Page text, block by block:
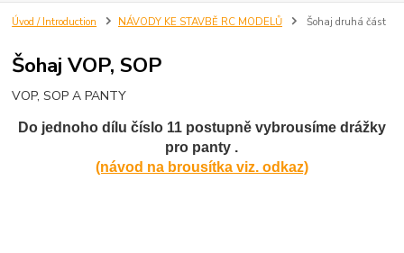
Úvod / Introduction NÁVODY KE STAVBĚ RC MODELŮ Šohaj druhá část
Šohaj VOP, SOP
VOP, SOP A PANTY
Do jednoho dílu číslo 11 postupně vybrousíme drážky
pro panty .
(návod na brousítka viz. odkaz)